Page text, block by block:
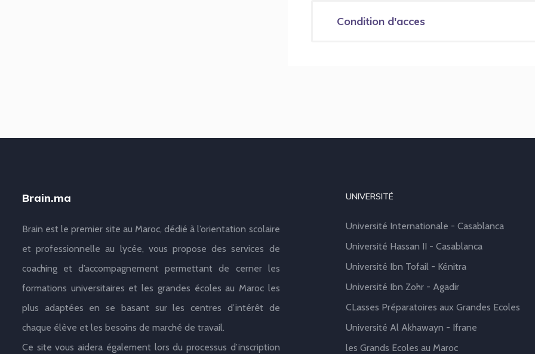
Condition d'acces
Brain.ma
Brain est le premier site au Maroc, dédié à l’orientation scolaire
et professionnelle au lycée, vous propose des services de
coaching et d’accompagnement permettant de cerner les
formations universitaires et les grandes écoles au Maroc les
plus adaptées en se basant sur les centres d’intérêt de
chaque élève et les besoins de marché de travail.
Ce site vous aidera également lors du processus d’inscription
UNIVERSITÉ
Université Internationale - Casablanca
Université Hassan II - Casablanca
Université Ibn Tofail - Kénitra
Université Ibn Zohr - Agadir
CLasses Préparatoires aux Grandes Ecoles
Université Al Akhawayn - Ifrane
les Grands Ecoles au Maroc